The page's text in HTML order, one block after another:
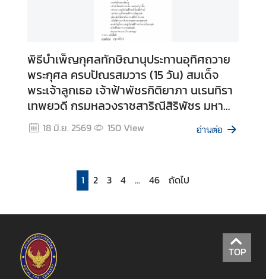
น
ไ
ท
ย
พิธีบำเพ็ญกุศลทักษิณานุประทานอุทิศถวาย
พระกุศล ครบปัณรสมวาร (15 วัน) สมเด็จ
พระเจ้าลูกเธอ เจ้าฟ้าพัชรกิติยาภา นเรนทิรา
เทพยวดี กรมหลวงราชสาริณีสิริพัชร มหา
วัชรราชธิดา วันพฤหัสบดีที่ 25 มิถุนายน
2569 ณ วัดธรรมประทีป กรุงเวลลิงตัน
18 มิ.ย. 2569 150View อ่านต่อ
1 2 3 4 ... 46 ถัดไป
TOP